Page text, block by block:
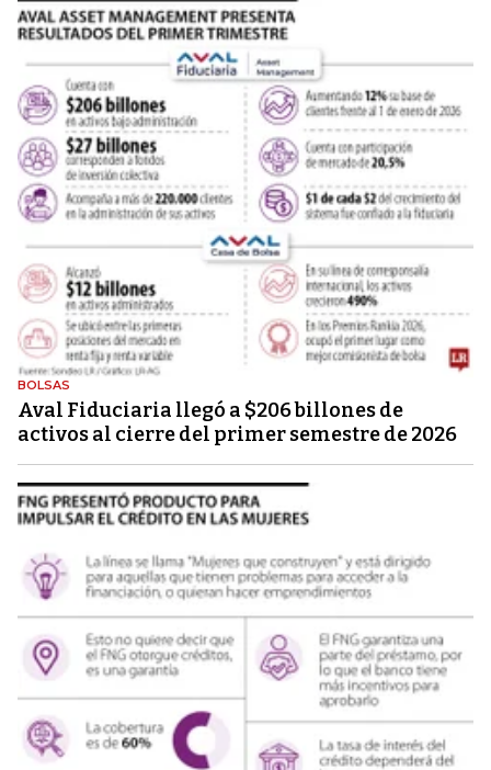
BOLSAS
Aval Fiduciaria llegó a $206 billones de
activos al cierre del primer semestre de 2026